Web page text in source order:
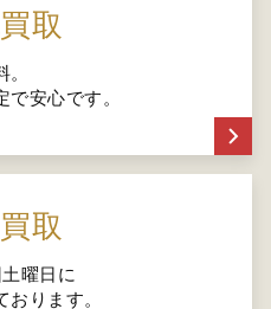
取
で安心です。
取
曜日に
おります。